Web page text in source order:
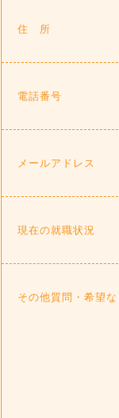
住 所
電話番号
メールアドレス
現在の就職状況
その他質問・希望な